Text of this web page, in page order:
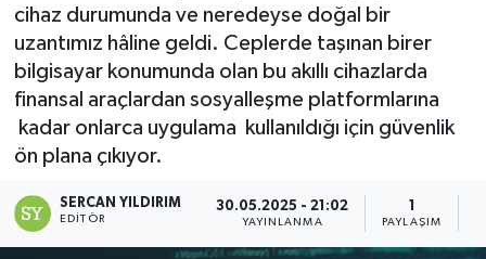
cihaz durumunda ve neredeyse doğal bir
uzantımız hâline geldi. Ceplerde taşınan birer
bilgisayar konumunda olan bu akıllı cihazlarda
finansal araçlardan sosyalleşme platformlarına
kadar onlarca uygulama kullanıldığı için güvenlik
ön plana çıkıyor.
SERCAN YILDIRIM
EDITÖR
30.05.2025 - 21:02
YAYINLANMA
1
PAYLAŞIM
Bartın
Karabük
Devrek
Bolu
Haber Arşivi